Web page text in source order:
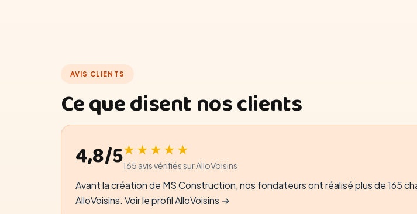
AVIS CLIENTS
Ce que disent nos clients
4,8/5★★★★★
165 avis vérifiés sur AlloVoisins
Avant la création de MS Construction, nos fondateurs ont réalisé plus de 165
AlloVoisins. Voir le profil AlloVoisins →